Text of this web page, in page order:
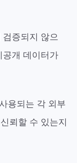
증되지 않으
공개 데이터가
용되는 각 외부
뢰할 수 있는지